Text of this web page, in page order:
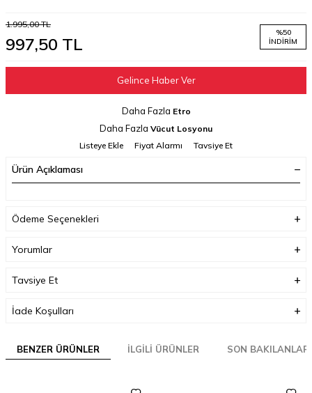
1.995,00TL
997,50 TL
%50
İNDIRIM
Gelince Haber Ver
Daha Fazla Etro
Daha Fazla Vücut Losyonu
Listeye Ekle
Fiyat Alarmı Tavsiye Et
Ürün Açıklaması
Ödeme Seçenekleri
Yorumlar
Tavsiye Et
İade Koşulları
BENZER ÜRÜNLER İLGILI ÜRÜNLER SON BAKILANLAR